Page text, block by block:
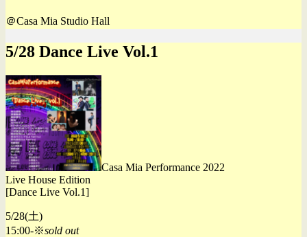
＠Casa Mia Studio Hall
5/28 Dance Live Vol.1
Casa Mia Performance 2022
Live House Edition
[Dance Live Vol.1]
5/28(土)
15:00-※sold out